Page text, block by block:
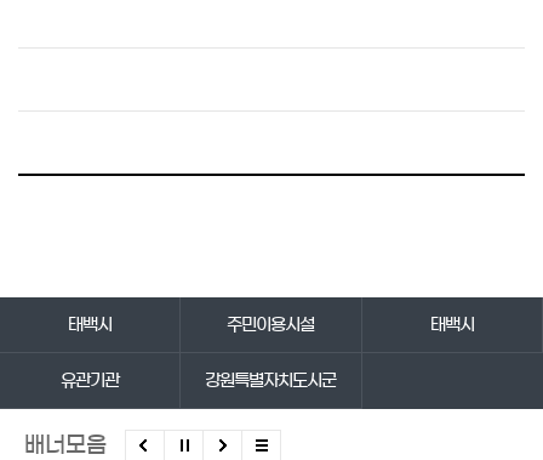
태백시 주민이용시설 태백시
유관기관 강원특별자치도시군
배너모음